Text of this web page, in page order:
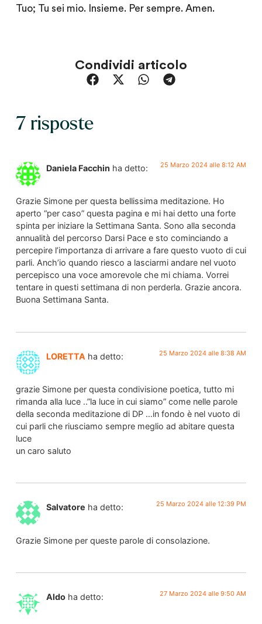
Tuo; Tu sei mio. Insieme. Per sempre. Amen.
Condividi articolo
7 risposte
Daniela Facchin ha detto: 25 Marzo 2024 alle 8:12 AM
Grazie Simone per questa bellissima meditazione. Ho
aperto “per caso” questa pagina e mi hai detto una forte
spinta per iniziare la Settimana Santa. Sono alla seconda
annualità del percorso Darsi Pace e sto cominciando a
percepire l’importanza di arrivare a fare questo vuoto di cui
parli. Anch’io quando riesco a lasciarmi andare nel vuoto
percepisco una voce amorevole che mi chiama. Vorrei
tentare in questi settimana di non perderla. Grazie ancora.
Buona Settimana Santa.
LORETTA ha detto: 25 Marzo 2024 alle 8:38 AM
grazie Simone per questa condivisione poetica, tutto mi
rimanda alla luce ..”la luce in cui siamo” come nelle parole
della seconda meditazione di DP …in fondo è nel vuoto di
cui parli che riusciamo sempre meglio ad abitare questa
luce
un caro saluto
Salvatore ha detto: 25 Marzo 2024 alle 12:39 PM
Grazie Simone per queste parole di consolazione.
Aldo ha detto: 27 Marzo 2024 alle 9:50 AM